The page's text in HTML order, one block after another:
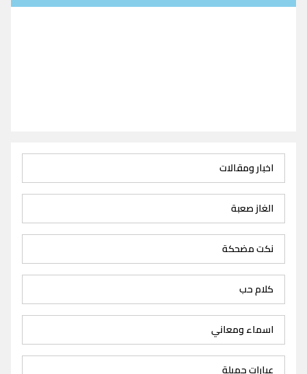
اخبار ومقالات
الغاز صعبة
نكت مضحكة
كلام حب
اسماء ومعاني
عبارات جميلة